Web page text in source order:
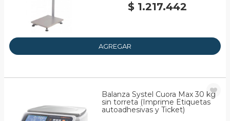
$ 1.217.442
AGREGAR
Balanza Systel Cuora Max 30 kg
sin torreta (Imprime Etiquetas
autoadhesivas y Ticket)